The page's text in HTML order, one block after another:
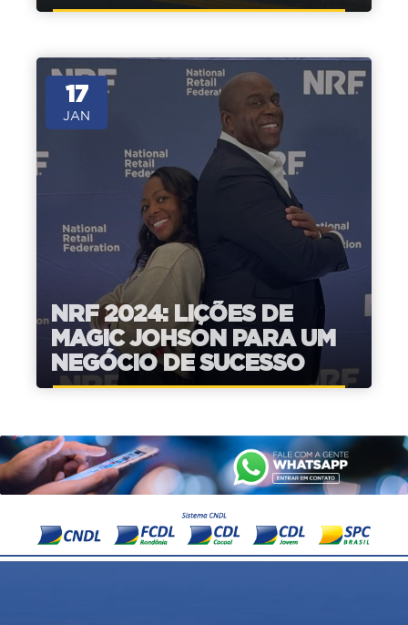
17
JAN
NRF 2024: LIÇÕES DE
MAGIC JOHSON PARA UM
NEGÓCIO DE SUCESSO